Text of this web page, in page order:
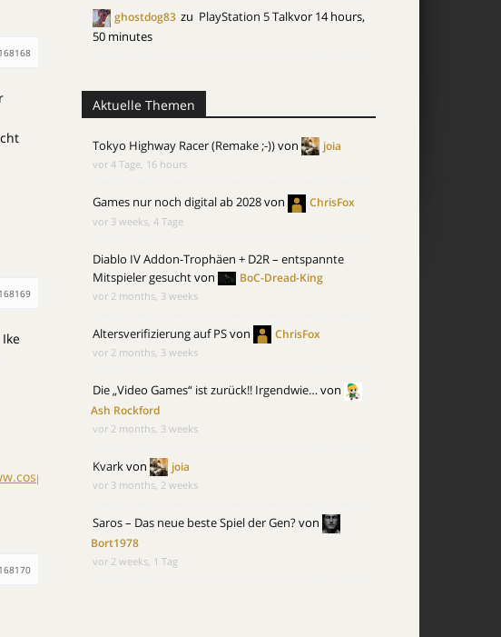
costume/view/
ghostdog83 zu PlayStation 5 Talkvor 14 hours,
50 minutes
Aktuelle Themen
Tokyo Highway Racer (Remake ;-))von joia
vor 4 Tage, 16 hours
Games nur noch digital ab 2028von ChrisFox
vor 3 weeks, 4 Tage
Diablo IV Addon-Trophäen + D2R – entspannte
Mitspieler gesuchtvon BoC-Dread-King
vor 2 months, 3 weeks
Altersverifizierung auf PSvon ChrisFox
vor 2 months, 3 weeks
Die „Video Games“ ist zurück!! Irgendwie…von
Ash Rockford
vor 2 months, 3 weeks
Kvarkvon joia
vor 3 months, 2 weeks
Saros – Das neue beste Spiel der Gen?von
Bort1978
vor 2 weeks, 1 Tag